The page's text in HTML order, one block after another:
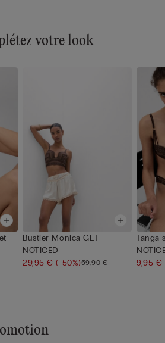
votre look
Bustier Monica GET
NOTICED
29,95 €(-50%)59,90 €
Tanga
9,95 €